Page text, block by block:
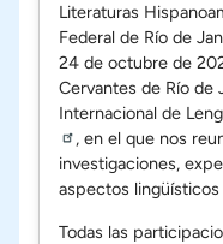
Literaturas
Federal de Río de
24 de octubre de
Cervantes de Río de
Internacional de
, en el que nos
investigaciones,
aspectos
Todas las